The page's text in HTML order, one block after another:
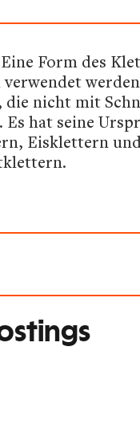
Form des
die nicht mit
Es hat seine
Eisklettern